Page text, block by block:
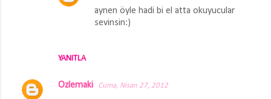
YANITLA
aynen öyle hadi bi el atta okuyucular
sevinsin:)
Ozlemaki Cuma, Nisan 27, 2012